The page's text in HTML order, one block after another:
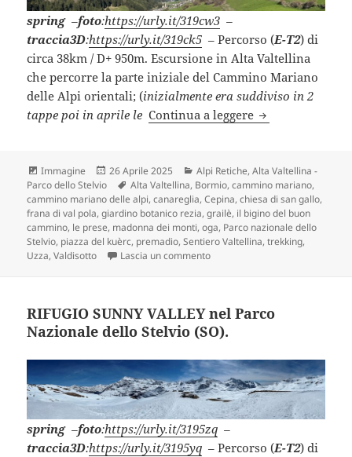
spring–foto:https://urly.it/319cw3 –
traccia3D:https://urly.it/319ck5 – Percorso (E-T2) di
circa 38km / D+ 950m. Escursione in Alta Valtellina
che percorre la parte iniziale del Cammino Mariano
delle Alpi orientali; (inizialmente era suddiviso in 2
tappe poi in aprile le Continua a leggere BORMIO –
Formato
Immagine
Scritto
26 Aprile 2025 Categorie
Alpi Retiche,Alta Valtellina -
Parco dello Stelvio
Tag
Alta Valtellina, Bormio,cammino mariano,
cammino mariano delle alpi,canareglia,Cepina,chiesa di san gallo,
frana di val pola,giardino botanico rezia,grailè, il bigino del buon
cammino, le prese, madonna dei monti,oga, Parco nazionale dello
Stelvio, piazza del kuèrc, premadio,Sentiero Valtellina,trekking,
Uzza,Valdisotto Lascia un commentosu BORMIO – GRAILÈ lungo il
RIFUGIO SUNNY VALLEY nel Parco
Nazionale dello Stelvio (SO).
spring–foto:https://urly.it/3195zq –
traccia3D:https://urly.it/3195yq – Percorso (E-T2) di